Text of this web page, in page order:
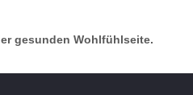
gesunden Wohlfühlseite.